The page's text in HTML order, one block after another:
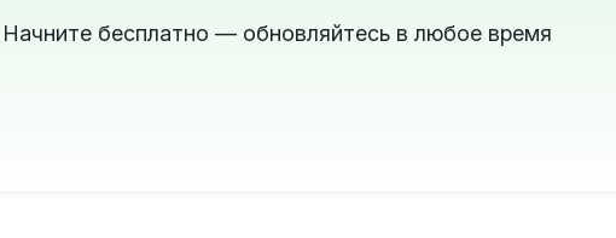
Начните бесплатно — обновляйтесь в любое время